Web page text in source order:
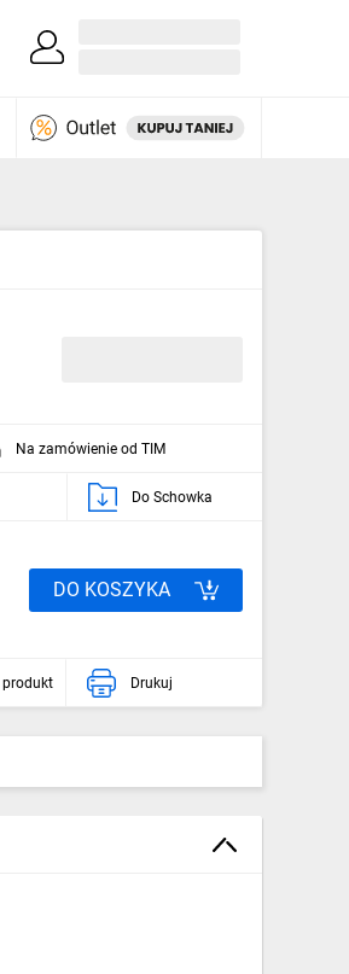
Na zamówienie od TIM
Do Schowka
DO KOSZYKA
Drukuj